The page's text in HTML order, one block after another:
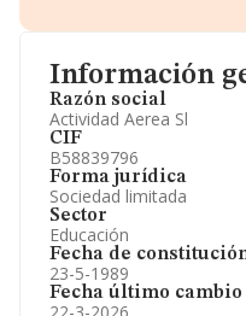
Información
Razón social
Actividad Aerea Sl
CIF
B58839796
Forma jurídica
Sociedad limitada
Sector
Educación
Fecha de
23-5-1989
Fecha último cambio
Información oficial y